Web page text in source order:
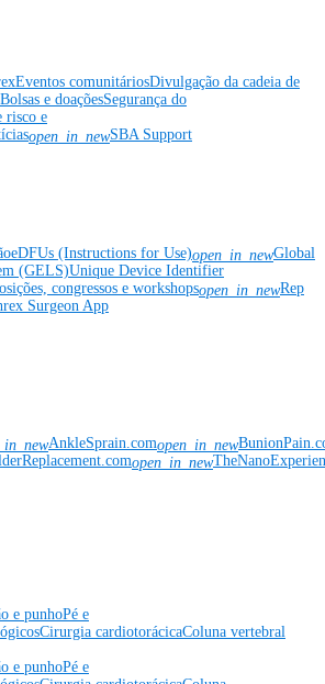
Eventos comunitáriosDivulgação da cadeia de
Bolsas e doaçõesSegurança do
risco e
open_in_newSBA Support
eDFUs (Instructions for Use)open_in_newGlobal
(GELS)Unique Device Identifier
congressos e workshopsopen_in_newRep
Surgeon App
AnkleSprain.comopen_in_new
open_in_new
e punhoPé e
Cirurgia cardiotorácicaColuna vertebral
e punhoPé e